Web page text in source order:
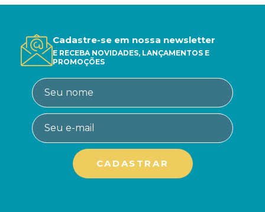
Cadastre-se em nossa newsletter
E RECEBA NOVIDADES, LANÇAMENTOS E
PROMOÇÕES